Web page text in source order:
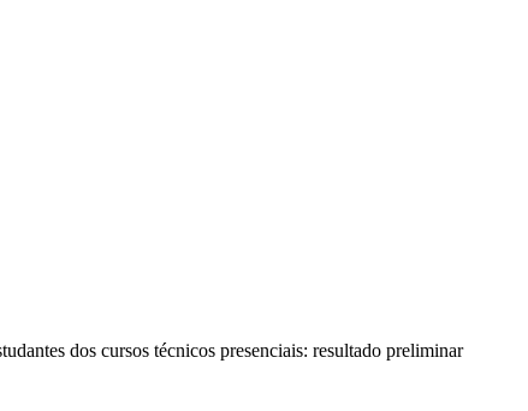
dos cursos técnicos presenciais: resultado preliminar